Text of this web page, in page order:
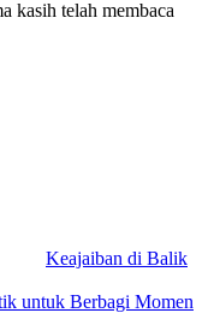
kasih telah membaca
Keajaiban di Balik
untuk Berbagi Momen